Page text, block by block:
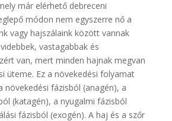
már elérhető debreceni
módon nem egyszerre nő a
vagy hajszálaink között vannak
vastagabbak és
van, mert minden hajnak megvan
üteme. Ez a növekedési folyamat
növekedési fázisból (anagén), a
(katagén), a nyugalmi fázisból
fázisból (exogén). A haj és a szőr